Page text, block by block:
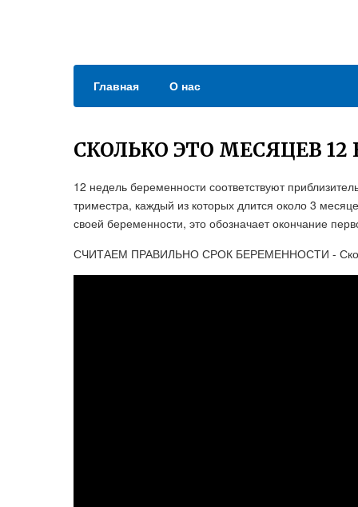
Главная О нас
СКОЛЬКО ЭТО МЕСЯЦЕВ
12 недель беременности соответствуют
триместра, каждый из которых длится около 3
своей беременности, это обозначает окончание
СЧИТАЕМ ПРАВИЛЬНО СРОК БЕРЕМЕННОСТИ -